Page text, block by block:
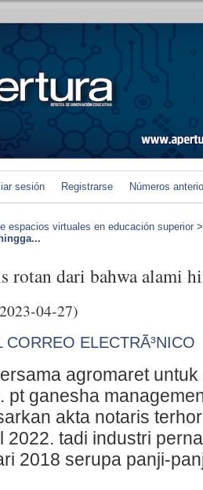
sesión Registrarse Números
espacios virtuales en educación superior
rotan dari bahwa alami
04-27)
CORREO ELECTRÃ³NICO
agromaret untuk
pt ganesha
akta notaris
2022. tadi industri
2018 serupa panji-